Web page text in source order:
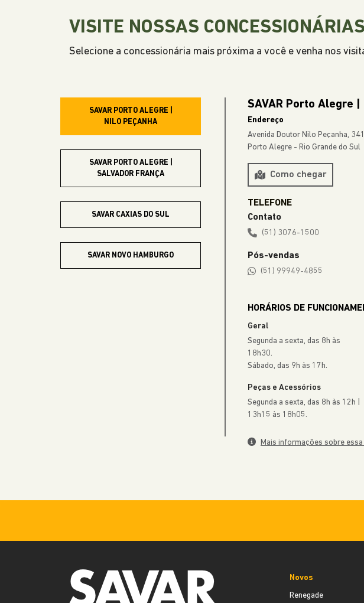
VISITE NOSSAS CONCESSIONÁRIAS
Selecione a concessionária mais próxima a você e venha nos
SAVAR PORTO ALEGRE |
NILO PEÇANHA
SAVAR PORTO ALEGRE |
SALVADOR FRANÇA
SAVAR CAXIAS DO SUL
SAVAR NOVO HAMBURGO
SAVAR Porto Alegre |
Endereço
Avenida Doutor Nilo Peçanha,
Porto Alegre - Rio Grande do Sul
Como chegar
Contato
(51) 3076-1500
Pós-vendas
(51) 99949-4855
HORÁRIOS DE
Geral
Segunda a sexta, das 8h às
18h30.
Sábado, das 9h às 17h.
Peças e Acessórios
Segunda a sexta, das 8h às 12h |
13h15 às 18h05.
Mais informações sobre
Novos
Renegade